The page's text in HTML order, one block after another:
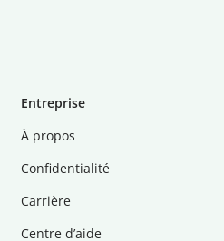
Entreprise
À propos
Confidentialité
Carrière
Centre d’aide